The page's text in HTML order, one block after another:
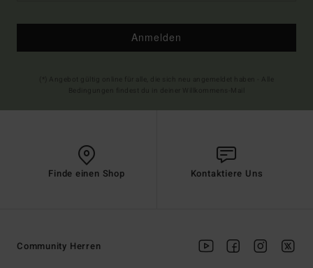
Anmelden
Finde einen Shop Kontaktiere Uns
Community Herren